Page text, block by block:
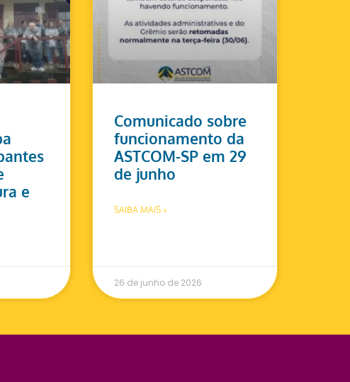
e
Comunicado sobre
funcionamento da
ASTCOM-SP em 29
de junho
SAIBA MAIS »
26 de junho de 2026